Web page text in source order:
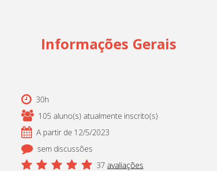
Cadastrar
Informações Gerais
30h
105 aluno(s) atualmente inscrito(s)
A partir de 12/5/2023
sem discussões
37 avaliações